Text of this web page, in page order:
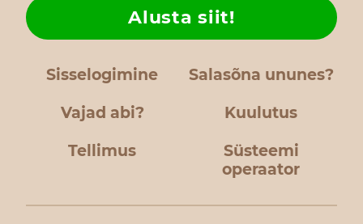
Sisselogimine Salasõna ununes?
Vajad abi?
Alusta siit!
Kuulutus
Tellimus
Süsteemi
operaator